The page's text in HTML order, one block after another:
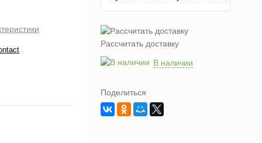
Рассчитать доставку
В наличии
Поделиться